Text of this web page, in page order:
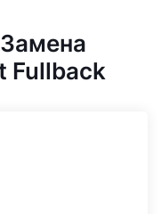
Fullback